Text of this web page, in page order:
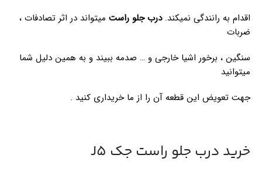
اقدام به رانندگی نمیکند.درب جلو راست میتواند در اثر تصادفات ،
ضربات
سنگین ، برخور اشیا خارجی و … صدمه ببیند و به همین دلیل شما
میتوانید
جهت تعویض این قطعه آن را از ما خریداری کنید .
خرید درب جلو راست جک J5